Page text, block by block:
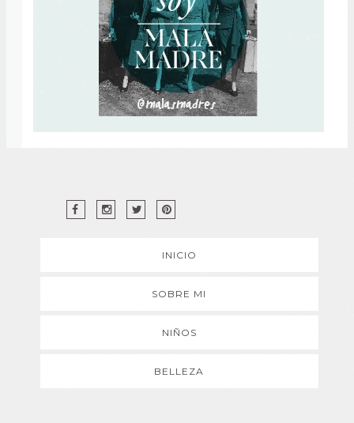
INICIO
SOBRE MI
NIÑOS
BELLEZA